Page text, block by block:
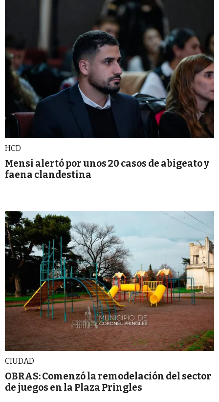
HCD
Mensi alertó por unos 20 casos de abigeato y
faena clandestina
CIUDAD
OBRAS: Comenzó la remodelación del sector
de juegos en la Plaza Pringles